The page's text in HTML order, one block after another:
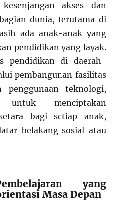
akses dan
dunia, terutama di
ada anak-anak yang
pendidikan yang layak.
pendidikan di daerah-
pembangunan fasilitas
penggunaan teknologi,
menciptakan
bagi setiap anak,
belakang sosial atau
yang
Masa Depan